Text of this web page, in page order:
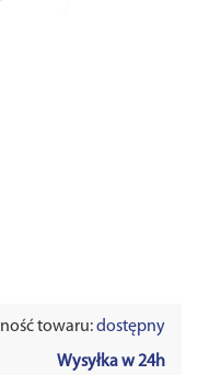
towaru:dostępny
Wysyłka w 24h